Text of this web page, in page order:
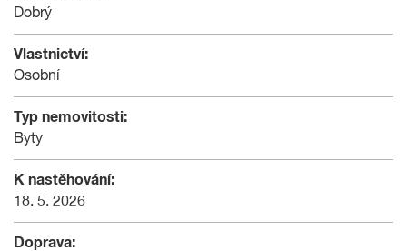
Dobrý
Vlastnictví:
Osobní
Typ nemovitosti:
Byty
K nastěhování:
18. 5. 2026
Doprava: